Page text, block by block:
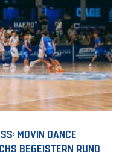
MOVIN DANCE
BEGEISTERN RUND